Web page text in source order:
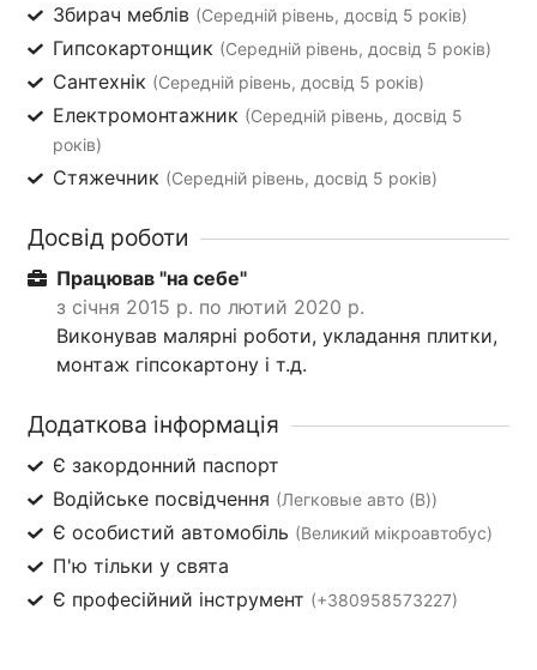
Збирач меблів (Середній рівень, досвід 5 років)
Гипсокартонщик (Середній рівень, досвід 5 років)
Сантехнік (Середній рівень, досвід 5 років)
Електромонтажник (Середній рівень, досвід 5
років)
Стяжечник (Середній рівень, досвід 5 років)
Досвід роботи
Працював "на себе"
з січня 2015 р. по лютий 2020 р.
Виконував малярні роботи, укладання плитки,
монтаж гіпсокартону і т.д.
Додаткова інформація
Є закордонний паспорт
Водійське посвідчення (Легковые авто (B))
Є особистий автомобіль (Великий мікроавтобус)
П'ю тільки у свята
Є професійний інструмент (+380958573227)